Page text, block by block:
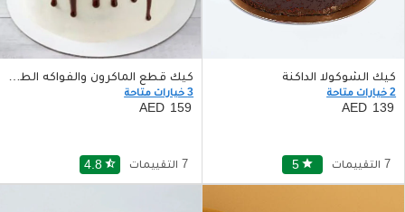
كيك الشوكولا الداكنة
2 خيارات متاحة
139
5 star 7 التقييمات
كيك قطع الماكرون والفواكه الطازجة
3 خيارات متاحة
159
4.8 star_half 7 التقييمات